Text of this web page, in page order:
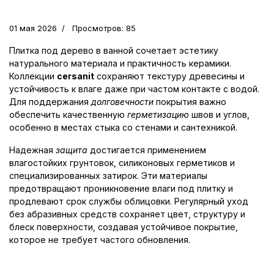
01 мая 2026 Просмотров: 85
Плитка под дерево в ванной сочетает эстетику
натурального материала и практичность керамики.
Коллекции cersanit сохраняют текстуру древесины и
устойчивость к влаге даже при частом контакте с водой.
Для поддержания долговечности покрытия важно
обеспечить качественную герметизацию швов и углов,
особенно в местах стыка со стенами и сантехникой.
Надежная защита достигается применением
влагостойких грунтовок, силиконовых герметиков и
специализированных затирок. Эти материалы
предотвращают проникновение влаги под плитку и
продлевают срок службы облицовки. Регулярный уход
без абразивных средств сохраняет цвет, структуру и
блеск поверхности, создавая устойчивое покрытие,
которое не требует частого обновления.